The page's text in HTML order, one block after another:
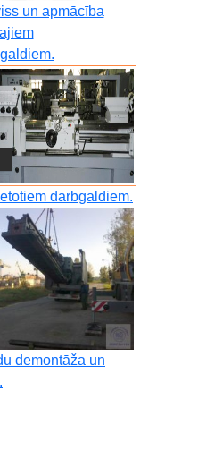
un apmācība
darbgaldiem.
demontāža un